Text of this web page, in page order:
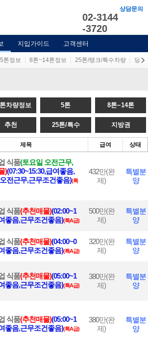
상담문의
02-3144
-3720
지입가이드 고객센터
5톤정보 8톤~14톤정보 25톤/탱크/특수차량 당사
차량정보 5톤 8톤~14톤
추천 25톤/특수 지방권
제목 급여 상태
식품(토요일 오전근무,
)(07:30~15:30,급여좋음,
전근무,근무조건좋음)(특
432만(완
제)
특별분
양
식품(추천매물)(02:00~1
좋음,근무조건좋음)(특A급)
500만(완
제)
특별분
양
식품(추천매물)(04:00~0
좋음,근무조건좋음)(특A급)
320만(완
제)
특별분
양
식품(추천매물)(05:00~1
좋음,근무조건좋음)(특A급)
380만(완
제)
특별분
양
식품(추천매물)(05:00~1
좋음,근무조건좋음)(특A급)
380만(완
제)
특별분
양